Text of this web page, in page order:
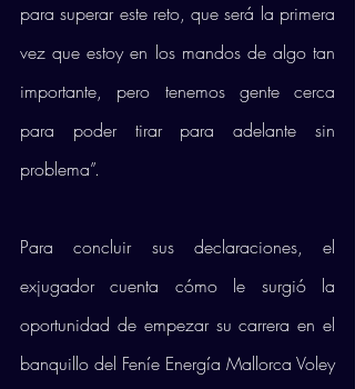
para superar este reto, que será la primera
vez que estoy en los mandos de algo tan
importante, pero tenemos gente cerca
para poder tirar para adelante sin
problema”.
Para concluir sus declaraciones, el
exjugador cuenta cómo le surgió la
oportunidad de empezar su carrera en el
banquillo del Feníe Energía Mallorca Voley